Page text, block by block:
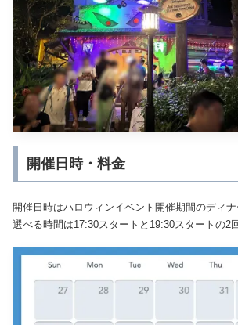
開催日時・料金
開催日時はハロウィンイベント開催期間のディナ
選べる時間は17:30スタートと19:30スタートの2